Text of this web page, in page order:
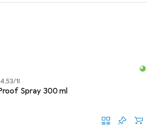
/1l
Spray 300 ml